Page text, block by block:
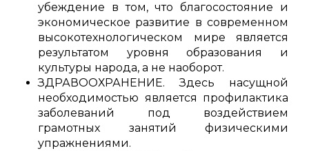
убеждение в том, что благосостояние и
экономическое развитие в современном
высокотехнологическом мире является
результатом уровня образования и
культуры народа, а не наоборот.
ЗДРАВООХРАНЕНИЕ. Здесь насущной
необходимостью является профилактика
заболеваний под воздействием
грамотных занятий физическими
упражнениями.